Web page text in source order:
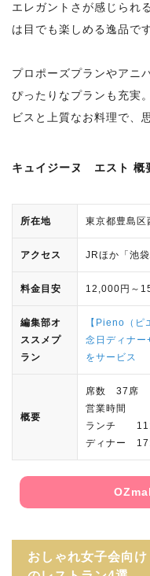
エレガントさが感じられ
は目でも楽しめる逸品です
プロポーズプランやアニ
ぴったりなプランも充実
ビスと上質なお料理で、
キュイジーヌ エスト 概
所在地 東京都豊島
アクセス JRほか「池
料金目安 12,000円～
編集部オ
ススメプ
ラン
【Pieno（ピ
念日ディナー
をサービス
概要
席数 37席
営業時間
ランチ
ディナー
おしゃれ女子会向